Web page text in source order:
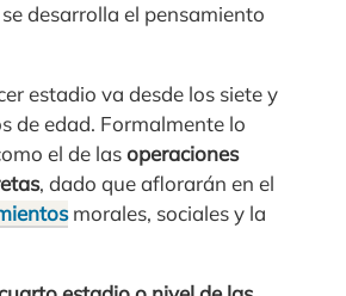
desarrolla el pensamiento
estadio va desde los siete y
de edad. Formalmente lo
el de lasoperaciones
, dado que aflorarán en el
morales, sociales y la